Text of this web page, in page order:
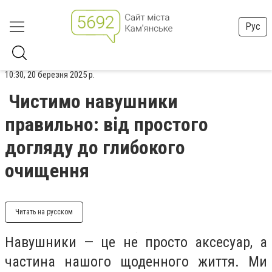
Рус
10:30, 20 березня 2025 р.
Чистимо навушники
правильно: від простого
догляду до глибокого
очищення
Читать на русском
Навушники — це не просто аксесуар, а
частина нашого щоденного життя. Ми